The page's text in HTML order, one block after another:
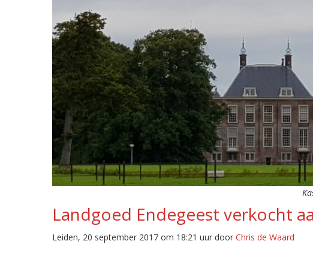
Landgoed Endegeest verkocht
Leiden, 20 september 2017 om 18:21 uur door Chris de Waard